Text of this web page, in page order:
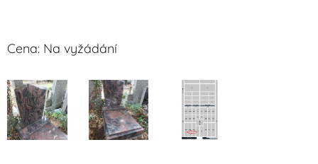
Cena: Na vyžádání